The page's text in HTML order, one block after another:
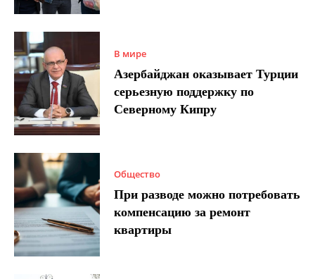
В мире
Азербайджан оказывает Турции
серьезную поддержку по
Северному Кипру
Общество
При разводе можно потребовать
компенсацию за ремонт
квартиры